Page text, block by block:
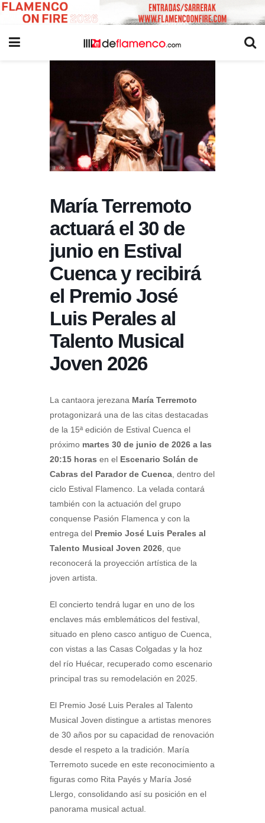
María Terremoto
actuará el 30 de
junio en Estival
Cuenca y recibirá
el Premio José
Luis Perales al
Talento Musical
Joven 2026
La cantaora jerezana María Terremoto
protagonizará una de las citas destacadas
de la 15ª edición de Estival Cuenca el
próximo martes 30 de junio de 2026 a las
20:15 horas en el Escenario Solán de
Cabras del Parador de Cuenca , dentro del
ciclo Estival Flamenco. La velada contará
también con la actuación del grupo
conquense Pasión Flamenca y con la
entrega del Premio José Luis Perales al
Talento Musical Joven 2026 , que
reconocerá la proyección artística de la
joven artista.
El concierto tendrá lugar en uno de los
enclaves más emblemáticos del festival,
situado en pleno casco antiguo de Cuenca,
con vistas a las Casas Colgadas y la hoz
del río Huécar, recuperado como escenario
principal tras su remodelación en 2025.
El Premio José Luis Perales al Talento
Musical Joven distingue a artistas menores
de 30 años por su capacidad de renovación
desde el respeto a la tradición. María
Terremoto sucede en este reconocimiento a
figuras como Rita Payés y María José
Llergo, consolidando así su posición en el
panorama musical actual.